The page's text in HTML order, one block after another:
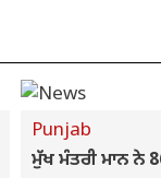
Punjab
ਮੁੱਖ ਮੰਤਰੀ ਮਾਨ ਨੇ